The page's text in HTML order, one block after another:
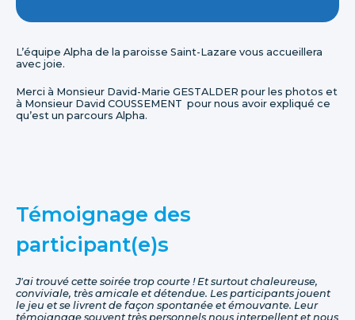
L’équipe Alpha de la paroisse Saint-Lazare vous accueillera
avec joie.
Merci à Monsieur David-Marie GESTALDER pour les photos et
à Monsieur David COUSSEMENT pour nous avoir expliqué ce
qu’est un parcours Alpha.
Témoignage des
participant(e)s
J'ai trouvé cette soirée trop courte ! Et surtout chaleureuse,
conviviale, très amicale et détendue. Les participants jouent
le jeu et se livrent de façon spontanée et émouvante. Leur
témoignage souvent très personnels nous interpellent et nous